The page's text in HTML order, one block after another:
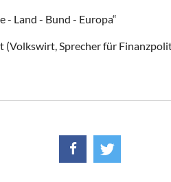
- Land - Bund - Europa“
(Volkswirt, Sprecher für